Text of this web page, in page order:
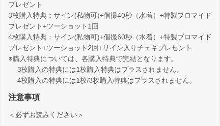
プレゼント
3枚購入特典：サイン(私物可)+個撮40秒（水着）+特製ブロマイド
プレゼント+ツーショット1回
4枚購入特典：サイン(私物可)+個撮60秒（水着）+特製ブロマイド
プレゼント+ツーショット2回+サイン入りチェキプレゼント
※購入特典については、各購入特典で完結となります。
3枚購入の特典には1枚購入特典はプラスされません。
4枚購入の特典には1枚/3枚購入特典はプラスされません。
注意事項
＜必ずお読みください＞